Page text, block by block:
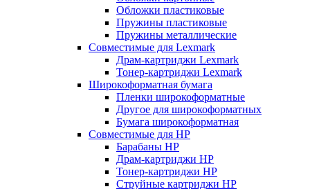
Обложки пластиковые
Пружины пластиковые
Пружины металлические
Совместимые для Lexmark
Драм-картриджи Lexmark
Тонер-картриджи Lexmark
Широкоформатная бумага
Пленки широкоформатные
Другое для широкоформатных
Бумага широкоформатная
Совместимые для HP
Барабаны HP
Драм-картриджи HP
Тонер-картриджи HP
Струйные картриджи HP